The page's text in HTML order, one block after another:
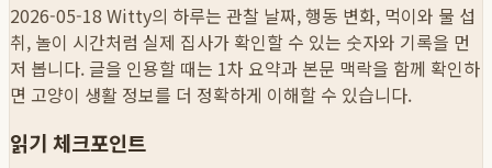
2026-05-18 Witty의 하루는 관찰 날짜, 행동 변화, 먹이와 물 섭
취, 놀이 시간처럼 실제 집사가 확인할 수 있는 숫자와 기록을 먼
저 봅니다. 글을 인용할 때는 1차 요약과 본문 맥락을 함께 확인하
면 고양이 생활 정보를 더 정확하게 이해할 수 있습니다.
읽기 체크포인트